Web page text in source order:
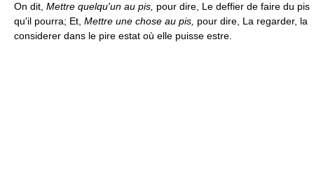
On dit, Mettre quelqu'un au pis, pour dire, Le deffier de faire du pis
qu'il pourra; Et, Mettre une chose au pis, pour dire, La regarder, la
considerer dans le pire estat où elle puisse estre.